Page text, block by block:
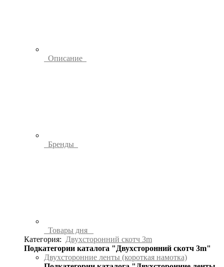
Описание
Бренды
Товары дня
Категория:
Двухсторонний скотч 3m
Подкатегории каталога "Двухсторонний скотч 3m"
Двухсторонние ленты (короткая намотка)